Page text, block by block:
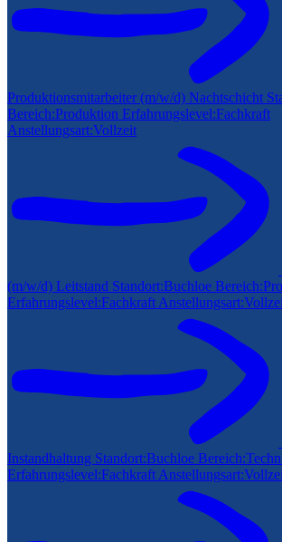
Produktionsmitarbeiter (m/w/d) Nachtschicht
Bereich:Produktion Erfahrungslevel:Fachkraft
Anstellungsart:Vollzeit
(m/w/d) Leitstand Standort:Buchloe Bereich:
Erfahrungslevel:Fachkraft Anstellungsart:
Instandhaltung Standort:Buchloe Bereich:
Erfahrungslevel:Fachkraft Anstellungsart: